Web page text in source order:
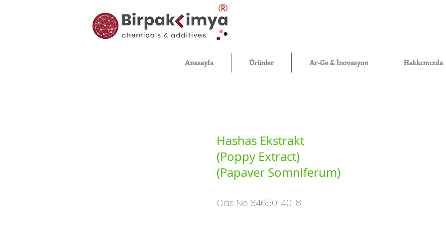
®
Anasayfa Ürünler Ar-Ge & İnovasyon Hakkımızda
Hashas Ekstrakt
(Poppy Extract)
(Papaver Somniferum)
Cas No 84650-40-8